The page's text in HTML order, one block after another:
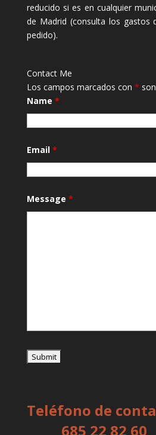
reducido si es en cualquier
de Madrid (consulta los gastos
pedido).
Contact Me
Los campos marcados con *
Name *
Email *
Message *
Teléfono de
685 22 82 60